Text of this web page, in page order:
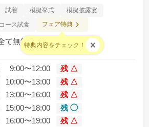
試着 模擬挙式
模擬披露宴
ース試食
フェア特典
特典内容をチェック！
て無料となります
9:00〜12:00
残 △
10:00〜13:00
残 △
13:00〜16:00
残 △
15:00〜18:00
残 ◯
16:00〜19:00 残 △